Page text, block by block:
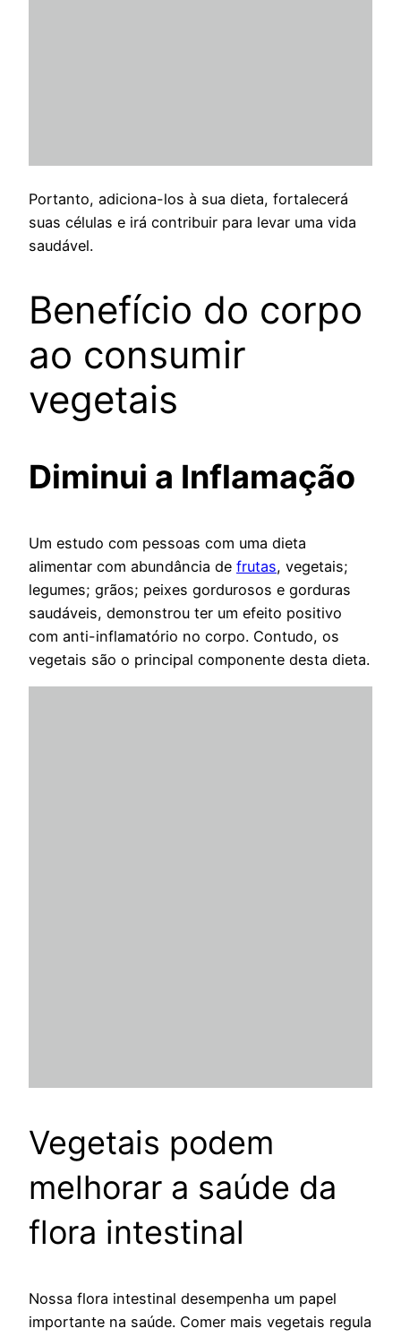
Portanto, adiciona-los à sua dieta, fortalecerá
suas células e irá contribuir para levar uma vida
saudável.
Benefício do corpo
ao consumir
vegetais
Diminui a Inflamação
Um estudo com pessoas com uma dieta
alimentar com abundância de frutas, vegetais;
legumes; grãos; peixes gordurosos e gorduras
saudáveis, demonstrou ter um efeito positivo
com anti-inflamatório no corpo. Contudo, os
vegetais são o principal componente desta dieta.
Vegetais podem
melhorar a saúde da
flora intestinal
Nossa flora intestinal desempenha um papel
importante na saúde. Comer mais vegetais regula